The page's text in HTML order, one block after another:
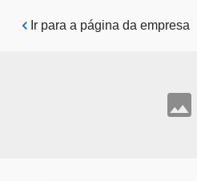
Pular para o conteúdo principal
Ir para a página da empresa